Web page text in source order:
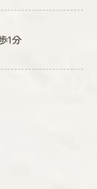
1分